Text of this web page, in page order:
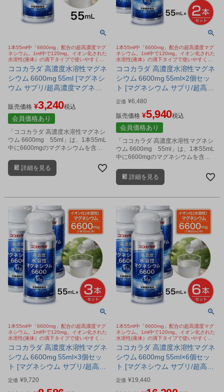
1本55ml中「6600mg」配合の超高濃度マグ
ネシウム。1ml中で120mg。イオン化された
水溶性(液体）の滴下タイプで使いやすく、
取り込まれやすい。塩化マグネシウム。
ココカラダ 高濃度水溶性マグネ
シウム 6600mg 55ml [マグネシ
ウム サプリ/超高濃度マグネシ
販売価格 ¥3,240税込
会員価格あり
「ココカラダ 高濃度水溶性マグネシ
ウム 6600mg 55ml」は、1本55mL
中に6600mgのマグネシウムを含有
です。
詳細を見る
1本55ml中「6600mg」配合の超高濃度マグ
ネシウム。1ml中で120mg。イオン化された
水溶性(液体）の滴下タイプで使いやすく、
取り込まれやすい。塩化マグネシウム。
ココカラダ 高濃度水溶性マグネ
シウム 6600mg 55ml×2個セッ
ト [マグネシウム サプリ/超高濃
度マグネシウム]
定価 ¥6,480
販売価格 ¥5,940税込
会員価格あり
「ココカラダ 高濃度水溶性マグネシ
ウム 6600mg 55ml」は、1本55mL
中に6600mgのマグネシウムを含有
です。
詳細を見る
1本55ml中「6600mg」配合の超高濃度マグ
ネシウム。1ml中で120mg。イオン化された
水溶性(液体）の滴下タイプで使いやすく、
取り込まれやすい。塩化マグネシウム。
ココカラダ 高濃度水溶性マグネ
シウム 6600mg 55ml×3個セッ
ト [マグネシウム サプリ/超高濃
度マグネシウム]
定価 ¥9,720
1本55ml中「6600mg」配合の超高濃度マグ
ネシウム。1ml中で120mg。イオン化された
水溶性(液体）の滴下タイプで使いやすく、
取り込まれやすい。塩化マグネシウム。
ココカラダ 高濃度水溶性マグネ
シウム 6600mg 55ml×6個セッ
ト [マグネシウム サプリ/超高濃
度マグネシウム]
定価 ¥19,440